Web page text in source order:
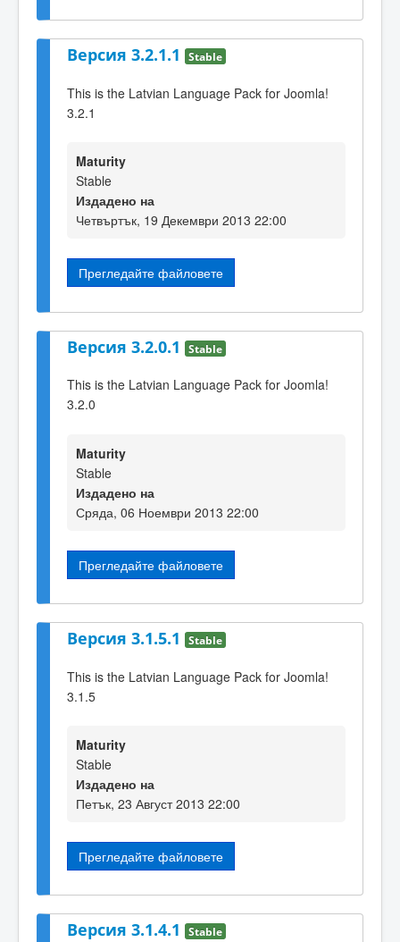
Версия 3.2.1.1 Stable
This is the Latvian Language Pack for Joomla!
3.2.1
Maturity
Stable
Издадено на
Четвъртък, 19 Декември 2013 22:00
Прегледайте файловете
Версия 3.2.0.1 Stable
This is the Latvian Language Pack for Joomla!
3.2.0
Maturity
Stable
Издадено на
Сряда, 06 Ноември 2013 22:00
Прегледайте файловете
Версия 3.1.5.1 Stable
This is the Latvian Language Pack for Joomla!
3.1.5
Maturity
Stable
Издадено на
Петък, 23 Август 2013 22:00
Прегледайте файловете
Версия 3.1.4.1 Stable